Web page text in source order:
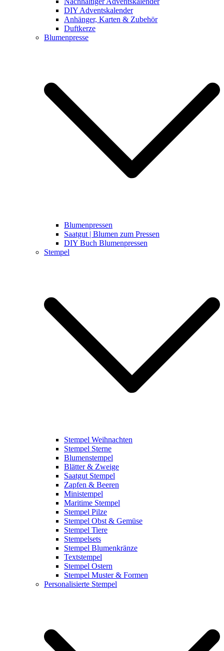
DIY Adventskalender
Anhänger, Karten & Zubehör
Duftkerze
Blumenpresse
Blumenpressen
Saatgut | Blumen zum Pressen
DIY Buch Blumenpressen
Stempel
Stempel Weihnachten
Stempel Sterne
Blumenstempel
Blätter & Zweige
Saatgut Stempel
Zapfen & Beeren
Ministempel
Maritime Stempel
Stempel Pilze
Stempel Obst & Gemüse
Stempel Tiere
Stempelsets
Stempel Blumenkränze
Textstempel
Stempel Ostern
Stempel Muster & Formen
Personalisierte Stempel